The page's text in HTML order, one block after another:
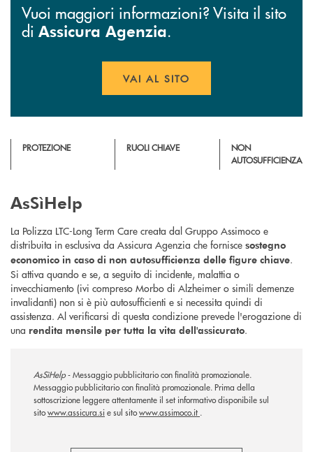
Vuoi maggiori informazioni? Visita il sito
di Assicura Agenzia.
VAI AL SITO
PROTEZIONE RUOLI CHIAVE
NON
AUTOSUFFICIENZA
AsSìHelp
La Polizza LTC-Long Term Care creata dal Gruppo Assimoco e
distribuita in esclusiva da Assicura Agenzia che fornisce sostegno
economico in caso di non autosufficienza delle figure chiave.
Si attiva quando e se, a seguito di incidente, malattia o
invecchiamento (ivi compreso Morbo di Alzheimer o simili demenze
invalidanti) non si è più autosufficienti e si necessita quindi di
assistenza. Al verificarsi di questa condizione prevede l'erogazione di
una rendita mensile per tutta la vita dell'assicurato.
AsSìHelp- Messaggio pubblicitario con finalità promozionale.
Messaggio pubblicitario con finalità promozionale. Prima della
sottoscrizione leggere attentamente il set informativo disponibile sul
sitowww.assicura.sie sul sitowww.assimoco.it .